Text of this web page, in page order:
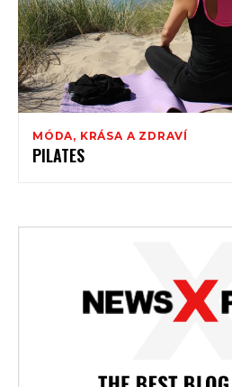
MÓDA, KRÁSA A ZDRAVÍ
PILATES